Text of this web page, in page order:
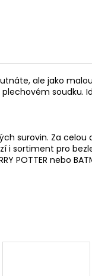
ale jako
soudku.
surovin. Za
i sortiment pro
POTTER nebo